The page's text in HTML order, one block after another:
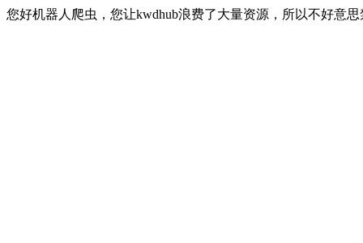
您好机器人爬虫，您让kwdhub浪费了大量资源，所以不好意